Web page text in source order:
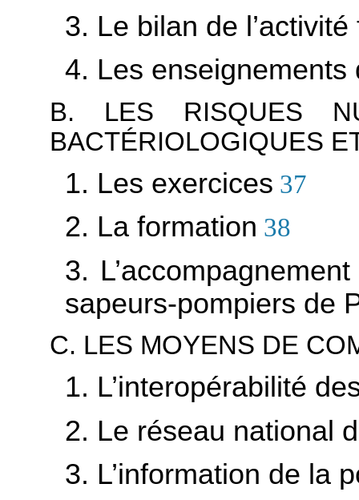
3. Le bilan de
4. Les
B. LES RISQUES
BACTÉRIOLOGIQUES
1. Les exercices 37
2. La formation 38
3.
sapeurs-pompiers de
C. LES MOYENS DE
1. L’interopérabilité
2. Le réseau national
3. L’information de la